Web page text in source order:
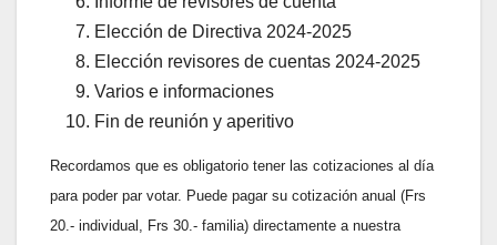
Elección de Directiva 2024-2025
Elección revisores de cuentas 2024-2025
Varios e informaciones
Fin de reunión y aperitivo
Recordamos que es obligatorio tener las cotizaciones al día
para poder par votar. Puede pagar su cotización anual (Frs
20.- individual, Frs 30.- familia) directamente a nuestra